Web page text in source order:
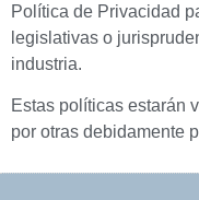
Política de Privacidad
legislativas o
industria.
Estas políticas estarán
por otras debidamente